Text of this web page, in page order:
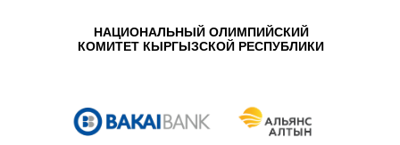
НАЦИОНАЛЬНЫЙ ОЛИМПИЙСКИЙ
КОМИТЕТ КЫРГЫЗСКОЙ РЕСПУБЛИКИ